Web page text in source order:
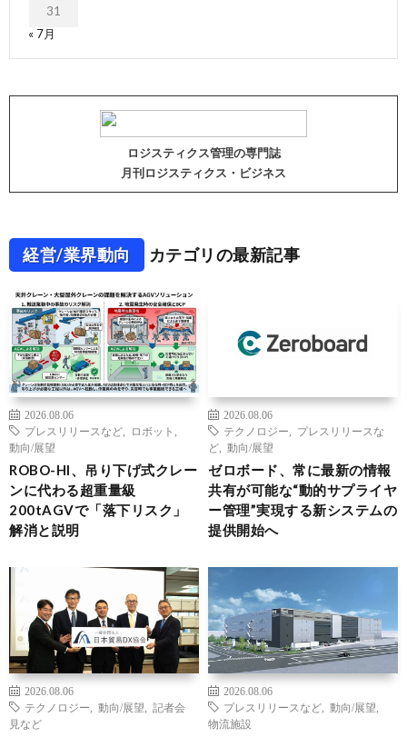
31
« 7月
ロジスティクス管理の専門誌
月刊ロジスティクス・ビジネス
経営/業界動向 カテゴリの最新記事
2026.08.06
プレスリリースなど
ロボット
動向/展望
ROBO-HI、吊り下げ式クレー
ンに代わる超重量級
200tAGVで「落下リスク」
解消と説明
2026.08.06
テクノロジー
プレスリリースな
ど
動向/展望
ゼロボード、常に最新の情報
共有が可能な“動的サプライヤ
ー管理”実現する新システムの
提供開始へ
2026.08.06
テクノロジー
動向/展望
記者会
見など
2026.08.06
プレスリリースなど
動向/展望
物流施設